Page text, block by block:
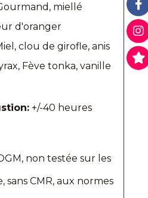
miellé
d'oranger
clou de girofle, anis
Fève tonka, vanille
+/-40 heures
non testée sur les
sans CMR, aux normes